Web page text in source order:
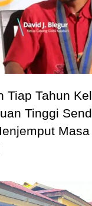
Tiap Tahun
Tinggi